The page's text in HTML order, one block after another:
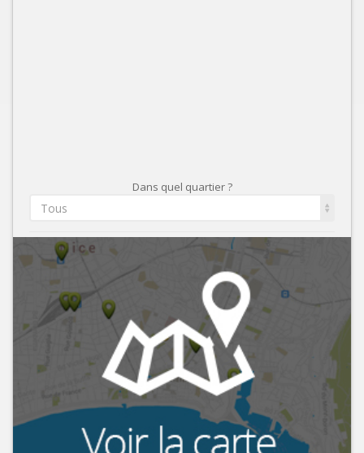
Dans quel quartier ?
Tous